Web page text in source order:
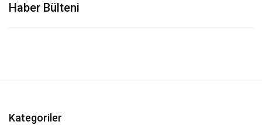
Haber Bülteni
Kategoriler